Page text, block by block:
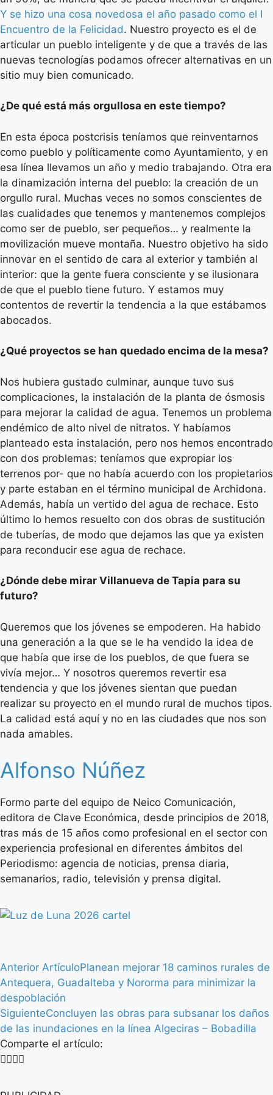
Y se hizo una cosa novedosa el año pasado como el I
Encuentro de la Felicidad. Nuestro proyecto es el de
articular un pueblo inteligente y de que a través de las
nuevas tecnologías podamos ofrecer alternativas en un
sitio muy bien comunicado.
¿De qué está más orgullosa en este tiempo?
En esta época postcrisis teníamos que reinventarnos
como pueblo y políticamente como Ayuntamiento, y en
esa línea llevamos un año y medio trabajando. Otra era
la dinamización interna del pueblo: la creación de un
orgullo rural. Muchas veces no somos conscientes de
las cualidades que tenemos y mantenemos complejos
como ser de pueblo, ser pequeños… y realmente la
movilización mueve montaña. Nuestro objetivo ha sido
innovar en el sentido de cara al exterior y también al
interior: que la gente fuera consciente y se ilusionara
de que el pueblo tiene futuro. Y estamos muy
contentos de revertir la tendencia a la que estábamos
abocados.
¿Qué proyectos se han quedado encima de la mesa?
Nos hubiera gustado culminar, aunque tuvo sus
complicaciones, la instalación de la planta de ósmosis
para mejorar la calidad de agua. Tenemos un problema
endémico de alto nivel de nitratos. Y habíamos
planteado esta instalación, pero nos hemos encontrado
con dos problemas: teníamos que expropiar los
terrenos por- que no había acuerdo con los propietarios
y parte estaban en el término municipal de Archidona.
Además, había un vertido del agua de rechace. Esto
último lo hemos resuelto con dos obras de sustitución
de tuberías, de modo que dejamos las que ya existen
para reconducir ese agua de rechace.
¿Dónde debe mirar Villanueva de Tapia para su
futuro?
Queremos que los jóvenes se empoderen. Ha habido
una generación a la que se le ha vendido la idea de
que había que irse de los pueblos, de que fuera se
vivía mejor… Y nosotros queremos revertir esa
tendencia y que los jóvenes sientan que puedan
realizar su proyecto en el mundo rural de muchos tipos.
La calidad está aquí y no en las ciudades que nos son
nada amables.
Alfonso Núñez
Formo parte del equipo de Neico Comunicación,
editora de Clave Económica, desde principios de 2018,
tras más de 15 años como profesional en el sector con
experiencia profesional en diferentes ámbitos del
Periodismo: agencia de noticias, prensa diaria,
semanarios, radio, televisión y prensa digital.
Anterior ArtículoPlanean mejorar 18 caminos rurales de
Antequera, Guadalteba y Nororma para minimizar la
despoblación
SiguienteConcluyen las obras para subsanar los daños
de las inundaciones en la línea Algeciras – Bobadilla
Comparte el artículo: